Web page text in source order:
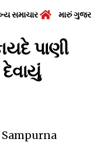
સમાચાર મારું
પાણી
Sampurna